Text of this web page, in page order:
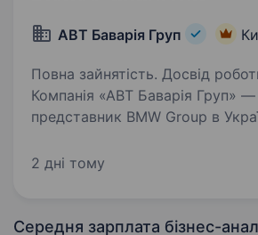
АВТ Баварія Груп
Повна зайнятість. Досвід
Компанія «АВТ Баварія Груп» —
представник BMW Group в
INEOS, Rolls-Royce, Aston
2 дні тому
Середня зарплата бізнес-